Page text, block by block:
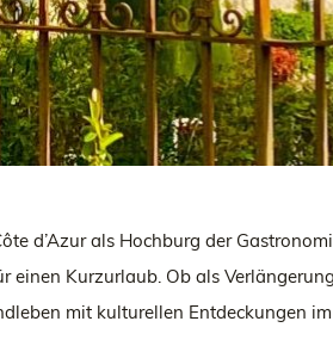
d’Azur als Hochburg der
Kurzurlaub. Ob als
mit kulturellen Entdeckungen